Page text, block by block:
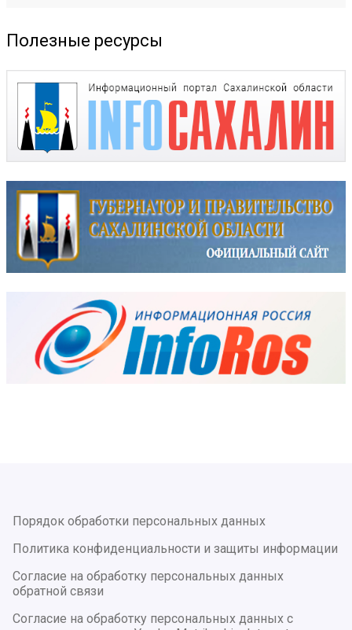
Полезные ресурсы
Порядок обработки персональных данных
Политика конфиденциальности и защиты информации
Согласие на обработку персональных данных
обратной связи
Согласие на обработку персональных данных с